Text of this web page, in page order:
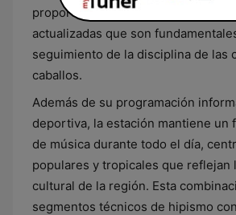
proporcionar al oyente datos
actualizadas que son
seguimiento de la disciplina de las
caballos.
Además de su programación
deportiva, la estación mantiene un
de música durante todo el día,
populares y tropicales que reflejan
cultural de la región. Esta
segmentos técnicos de hipismo